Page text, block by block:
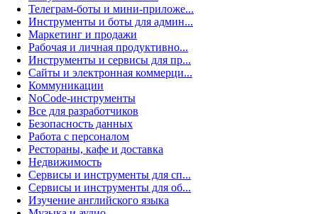
Телеграм-боты и мини-приложе...
Инструменты и боты для админ...
Маркетинг и продажи
Рабочая и личная продуктивно...
Инструменты и сервисы для пр...
Сайты и электронная коммерци...
Коммуникации
NoCode-инструменты
Все для разработчиков
Безопасность данных
Работа с персоналом
Рестораны, кафе и доставка
Недвижимость
Сервисы и инструменты для сп...
Сервисы и инструменты для об...
Изучение английского языка